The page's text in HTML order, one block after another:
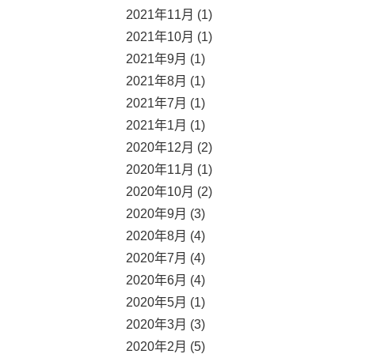
2021年11月 (1)
2021年10月 (1)
2021年9月 (1)
2021年8月 (1)
2021年7月 (1)
2021年1月 (1)
2020年12月 (2)
2020年11月 (1)
2020年10月 (2)
2020年9月 (3)
2020年8月 (4)
2020年7月 (4)
2020年6月 (4)
2020年5月 (1)
2020年3月 (3)
2020年2月 (5)